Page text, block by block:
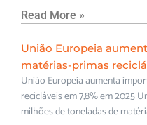
Read More »
União Europeia
matérias-primas
União Europeia aumenta
recicláveis em 7,8% em 2025
milhões de toneladas de